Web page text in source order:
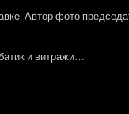
Автор фото
и витражи…